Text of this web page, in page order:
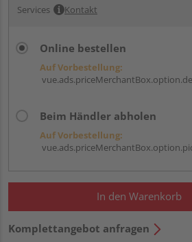
Services Kontakt
Online bestellen
Auf Vorbestellung:
Beim Händler abholen
Auf Vorbestellung:
In den Warenkorb
Komplettangebot anfragen